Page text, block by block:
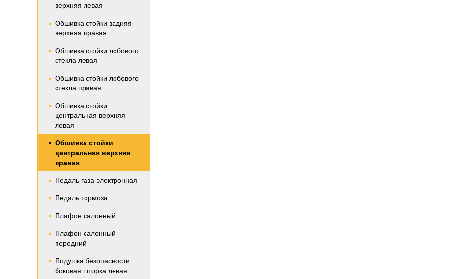
верхняя левая
Обшивка стойки задняя
верхняя правая
Обшивка стойки лобового
стекла левая
Обшивка стойки лобового
стекла правая
Обшивка стойки
центральная верхняя
левая
Обшивка стойки
центральная верхняя
правая
Педаль газа электронная
Педаль тормоза
Плафон салонный
Плафон салонный
передний
Подушка безопасности
боковая шторка левая